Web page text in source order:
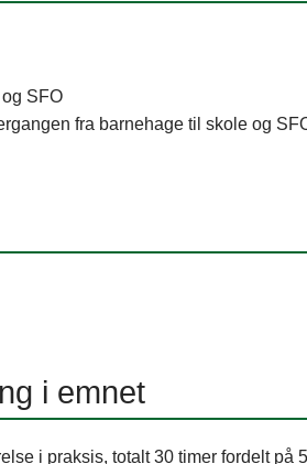
SFO
fra barnehage til skole og
i emnet
i praksis, totalt 30 timer fordelt på